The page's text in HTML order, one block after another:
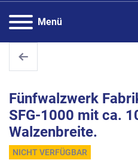
Menü
Fünfwalzwerk
SFG-1000 mit ca.
Walzenbreite.
NICHT VERFÜGBAR